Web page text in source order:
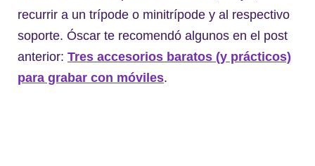
recurrir a un trípode o minitrípode y al respectivo
soporte. Óscar te recomendó algunos en el post
anterior: Tres accesorios baratos (y prácticos)
para grabar con móviles.